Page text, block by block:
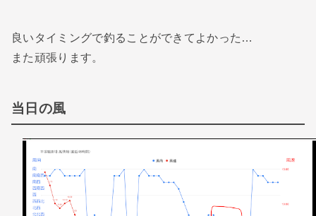
良いタイミングで釣ることができてよかった…
また頑張ります。
当日の風